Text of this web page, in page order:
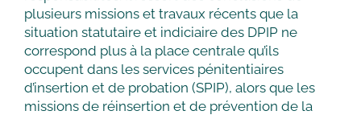
plusieurs missions et travaux récents que la
situation statutaire et indiciaire des DPIP ne
correspond plus à la place centrale qu’ils
occupent dans les services pénitentiaires
d’insertion et de probation (SPIP), alors que les
missions de réinsertion et de prévention de la